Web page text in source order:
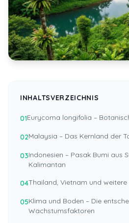
INHALTSVERZEICHNIS
01Eurycoma longifolia –
02Malaysia – Das Kernland der
03Indonesien – Pasak Bumi aus
Kalimantan
04Thailand, Vietnam und
05Klima und Boden – Die
Wachstumsfaktoren